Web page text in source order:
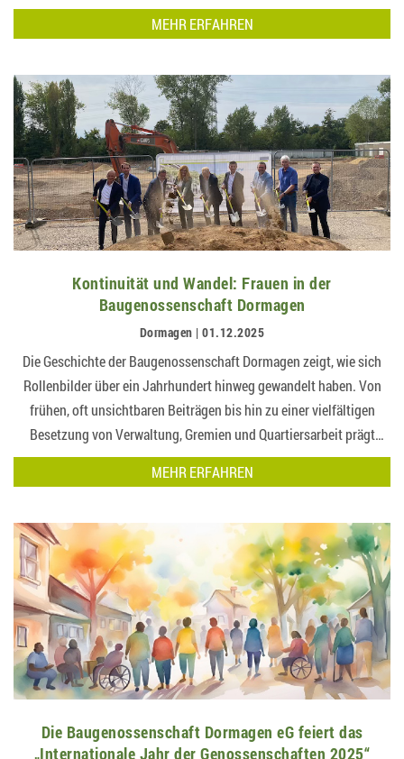
nachhaltig zu stä…
MEHR ERFAHREN
Kontinuität und Wandel: Frauen in der
Baugenossenschaft Dormagen
Dormagen | 01.12.2025
Die Geschichte der Baugenossenschaft Dormagen zeigt, wie sich
Rollenbilder über ein Jahrhundert hinweg gewandelt haben. Von
frühen, oft unsichtbaren Beiträgen bis hin zu einer vielfältigen
Besetzung von Verwaltung, Gremien und Quartiersarbeit prägt
Diversität die Genossenschaft bis heute…
MEHR ERFAHREN
Die Baugenossenschaft Dormagen eG feiert das
„Internationale Jahr der Genossenschaften 2025“